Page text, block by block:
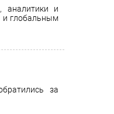
аналитики и
и глобальным
за